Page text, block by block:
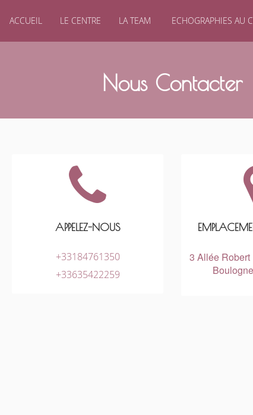
ACCUEIL LE CENTRE LA TEAM ECHOGRAPHIES AU
Nous Contacter
APPELEZ-NOUS
+33184761350
+33635422259
3 Allée